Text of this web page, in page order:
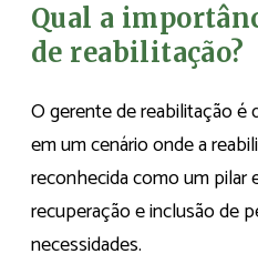
Qual a
de reabilitação?
O gerente de reabilitação é
em um cenário onde a
reconhecida como um pilar
recuperação e inclusão de
necessidades.